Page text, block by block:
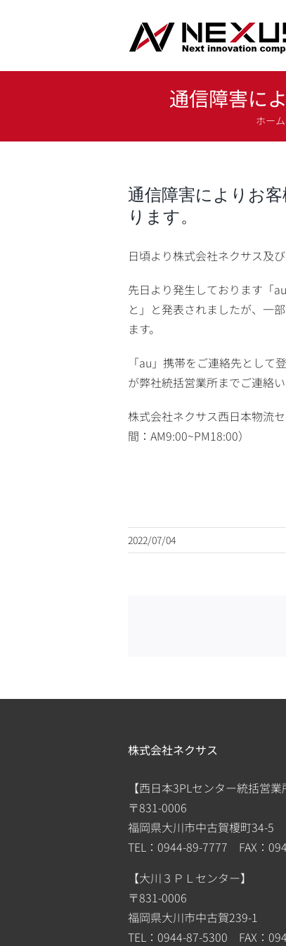
通信障害に
ホーム
通信障害によりお
ります。
日頃より株式会社ネクサス及
先日より発生しております「
と」と発表されましたが、一
ます。
「au」携帯をご連絡先とし
が弊社統括営業所までご連絡
株式会社ネクサス西日本物
間：AM9:00~PM18:00）
2022/07/04
株式会社ネクサス
【西日本3PLセンター統括営業
〒831-0006
福岡県大川市中古賀榎町34-5
TEL：0944-89-7777 FAX：
【大川３ＰＬセンター】
〒831-0006
福岡県大川市中古賀239-1
TEL：0944-87-5300 FAX：